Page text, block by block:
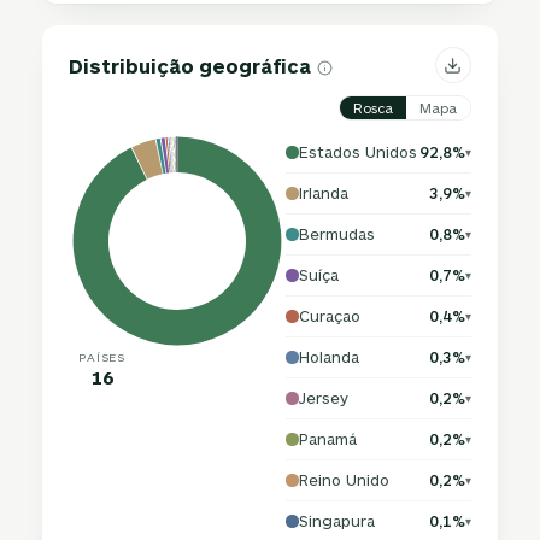
Distribuição geográfica
Rosca Mapa
PAÍSES
16
Estados Unidos 92,8%▾
Irlanda 3,9%▾
Bermudas 0,8%▾
Suíça 0,7%▾
Curaçao 0,4%▾
Holanda 0,3%▾
Jersey 0,2%▾
Panamá 0,2%▾
Reino Unido 0,2%▾
Singapura 0,1%▾